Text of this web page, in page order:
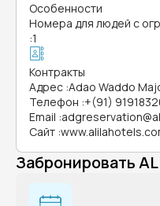
Особенности
Номера для людей с
:1
Контракты
Адрес :Adao Waddo
Телефон :+(91)
Email :
Сайт :
Забронировать